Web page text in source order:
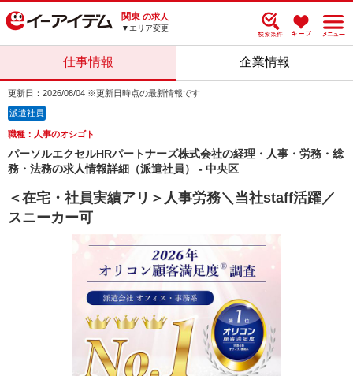
関東 の求人
▼エリア変更
仕事情報 企業情報
更新日：2026/08/04 ※更新日時点の最新情報です
派遣社員
職種：人事のオシゴト
パーソルエクセルHRパートナーズ株式会社の経理・人事・労務・総
務・法務の求人情報詳細（派遣社員） - 中央区
＜在宅・社員実績アリ＞人事労務＼当社staff活躍／
スニーカー可